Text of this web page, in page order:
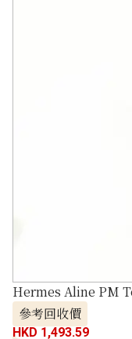
Hermes Aline PM
參考回收價
HKD 1,493.59